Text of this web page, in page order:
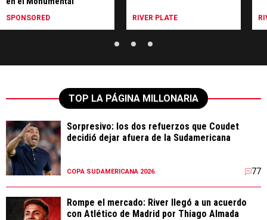
SPONSORED RIVER PLATE
TOP LA PÁGINA MILLONARIA
Sorpresivo: los dos refuerzos que Coudet
decidió dejar afuera de la Sudamericana
COPA SUDAMERICANA 2026 77
Rompe el mercado: River llegó a un acuerdo
con Atlético de Madrid por Thiago Almada